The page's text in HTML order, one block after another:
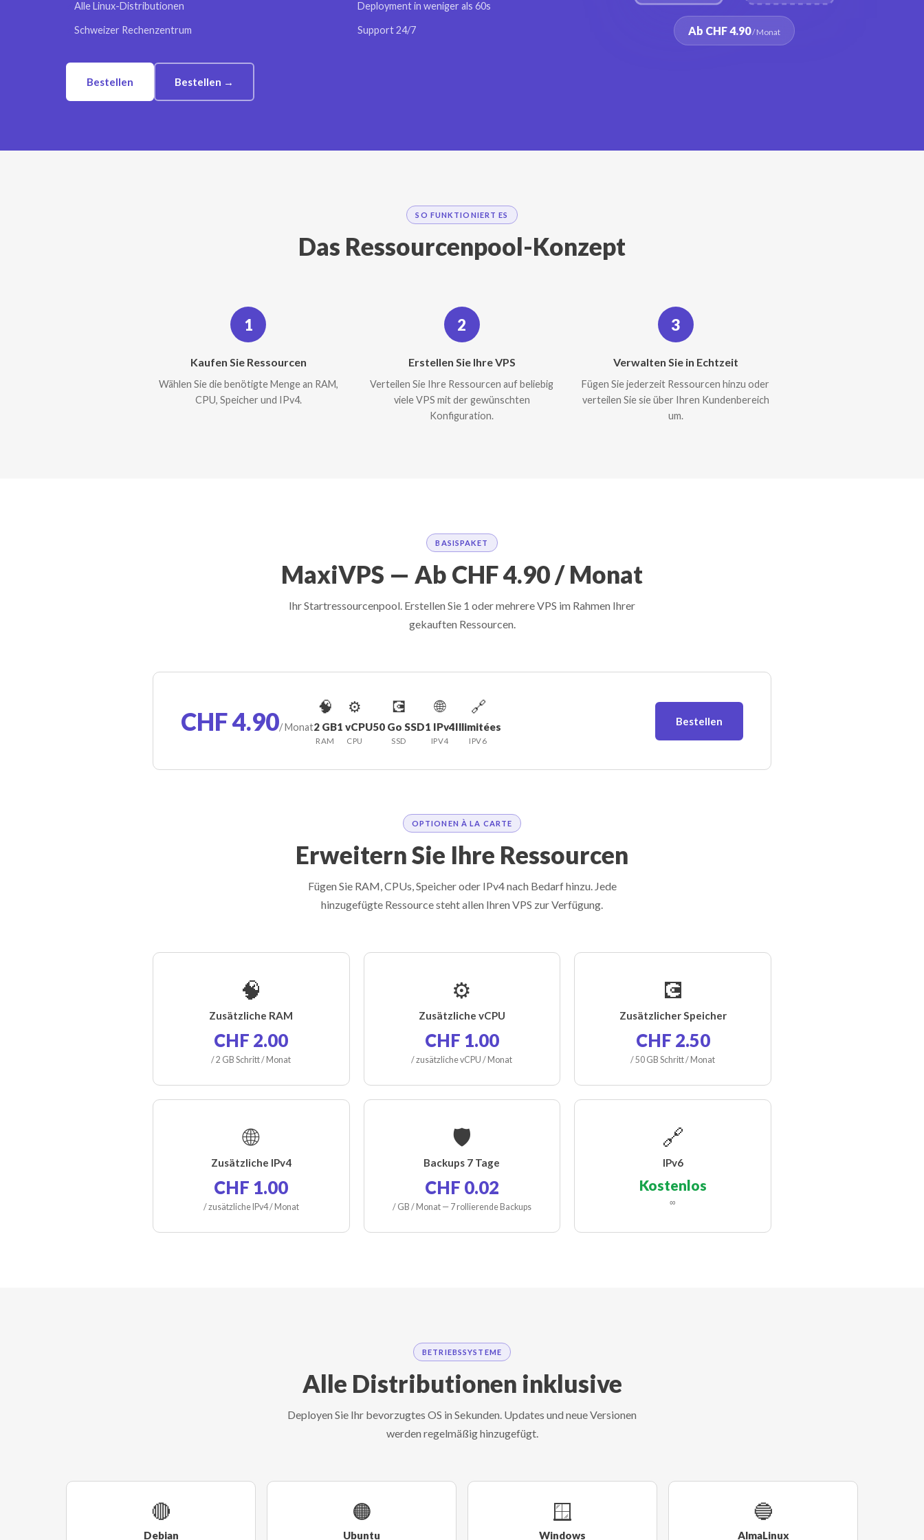
Alle Linux-Distributionen Deployment in weniger als 60s
Schweizer Rechenzentrum Support 24/7
Bestellen Bestellen →
Ab CHF 4.90/ Monat
SO FUNKTIONIERT ES
Das Ressourcenpool-Konzept
1
Kaufen Sie Ressourcen
Wählen Sie die benötigte Menge an RAM,
CPU, Speicher und IPv4.
2
Erstellen Sie Ihre VPS
Verteilen Sie Ihre Ressourcen auf beliebig
viele VPS mit der gewünschten
Konfiguration.
3
Verwalten Sie in Echtzeit
Fügen Sie jederzeit Ressourcen hinzu oder
verteilen Sie sie über Ihren Kundenbereich
um.
BASISPAKET
MaxiVPS — Ab CHF 4.90 / Monat
Ihr Startressourcenpool. Erstellen Sie 1 oder mehrere VPS im Rahmen Ihrer
gekauften Ressourcen.
CHF 4.90/ Monat
🧠
2 GB
RAM
⚙️
1 vCPU
CPU
💽
50 Go SSD
SSD
🌐
1 IPv4
IPV4
🔗
Illimitées
IPV6
Bestellen
OPTIONEN À LA CARTE
Erweitern Sie Ihre Ressourcen
Fügen Sie RAM, CPUs, Speicher oder IPv4 nach Bedarf hinzu. Jede
hinzugefügte Ressource steht allen Ihren VPS zur Verfügung.
🧠
Zusätzliche RAM
CHF 2.00
/ 2 GB Schritt / Monat
⚙️
Zusätzliche vCPU
CHF 1.00
/ zusätzliche vCPU / Monat
💽
Zusätzlicher Speicher
CHF 2.50
/ 50 GB Schritt / Monat
🌐
Zusätzliche IPv4
CHF 1.00
/ zusätzliche IPv4 / Monat
🛡️
Backups 7 Tage
CHF 0.02
/ GB / Monat — 7 rollierende Backups
🔗
IPv6
Kostenlos
∞
BETRIEBSSYSTEME
Alle Distributionen inklusive
Deployen Sie Ihr bevorzugtes OS in Sekunden. Updates und neue Versionen
werden regelmäßig hinzugefügt.
🔴
Debian
🟠
Ubuntu
🪟
Windows
🔵
AlmaLinux